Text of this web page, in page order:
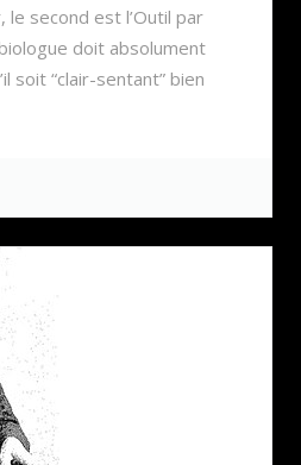
second est l’Outil par
doit absolument
soit “clair-sentant” bien